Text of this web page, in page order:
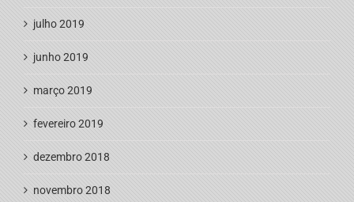
julho 2019
junho 2019
março 2019
fevereiro 2019
dezembro 2018
novembro 2018